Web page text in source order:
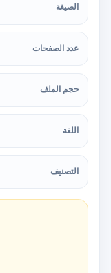
الصيغة
عدد الصفحات
حجم الملف
اللغة
التصنيف